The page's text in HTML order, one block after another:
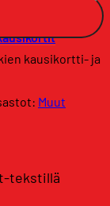
kausikortti- ja
Muut
tekstillä